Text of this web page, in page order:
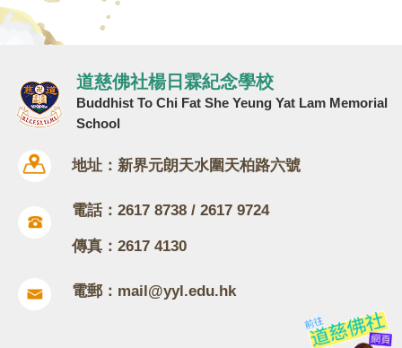
道慈佛社楊日霖紀念學校
Buddhist To Chi Fat She Yeung Yat Lam Memorial
School
地址：新界元朗天水圍天柏路六號
電話：2617 8738 / 2617 9724
傳真：2617 4130
電郵： mail@yyl.edu.hk